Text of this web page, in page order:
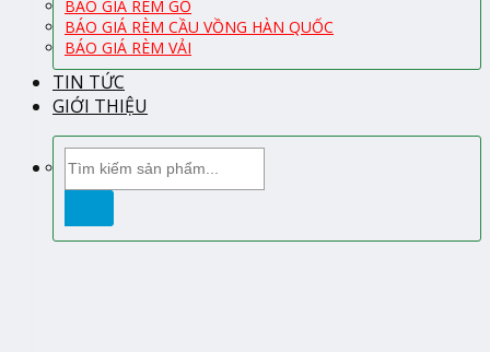
BÁO GIÁ RÈM GỖ
BÁO GIÁ RÈM CẦU VỒNG HÀN QUỐC
BÁO GIÁ RÈM VẢI
TIN TỨC
GIỚI THIỆU
kiếm: